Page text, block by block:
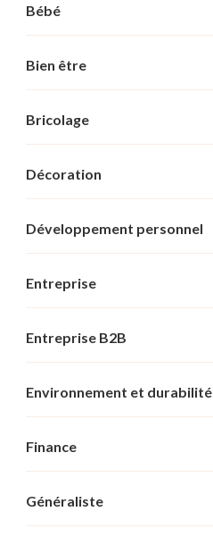
Bébé
Bien être
Bricolage
Décoration
Développement personnel
Entreprise
Entreprise B2B
Environnement et durabilité
Finance
Généraliste